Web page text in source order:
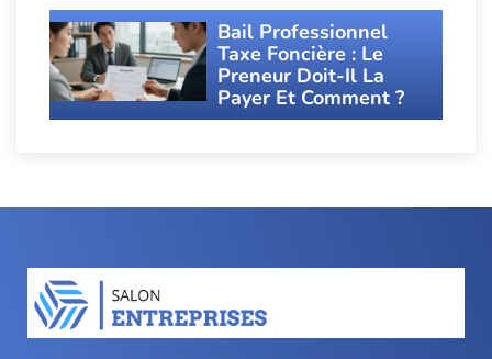
Bail Professionnel
Taxe Foncière : Le
Preneur Doit-Il La
Payer Et Comment ?